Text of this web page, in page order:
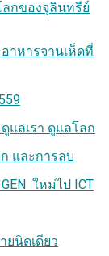
ลกของจุลินทรีย์
าหารจานเห็ดที่
แลเรา ดูแลโลก
และการลบ
ใหม่ไป ICT
ยนิดเดียว